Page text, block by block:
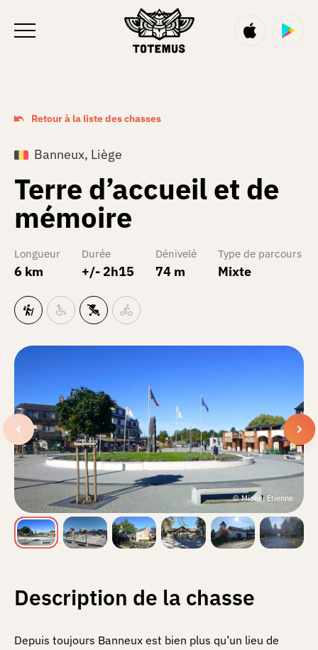
Retour à la liste des chasses
Banneux, Liège
Terre d’accueil et de
mémoire
Longueur
6 km
Durée
+/- 2h15
Dénivelé
74 m
Type de parcours
Mixte
© Michel Etienne
Description de la chasse
Depuis toujours Banneux est bien plus qu’un lieu de